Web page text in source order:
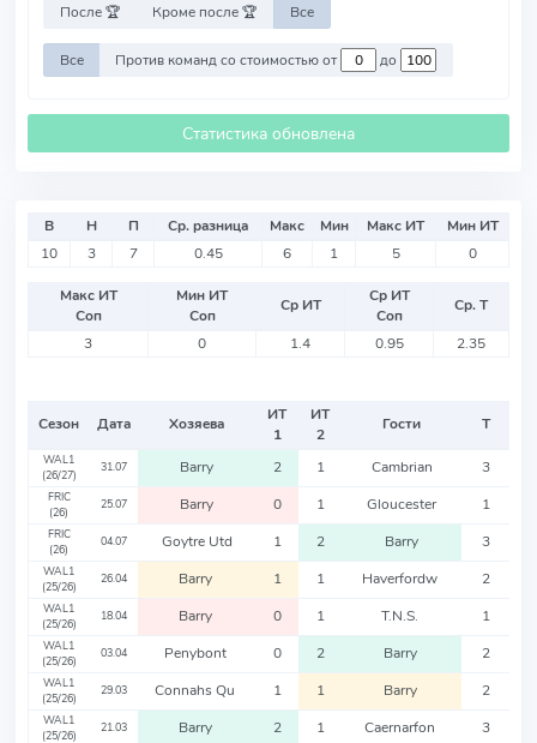
После 🏆 Кроме после 🏆 Все
Все Против команд со стоимостью от до
Статистика обновлена
В Н П Ср. разница Макс Мин Макс ИТ
Мин ИТ
10
3 7 0.45 6 1 5 0
Макс ИТ
Соп
Мин ИТ
Соп
Ср ИТ
Ср ИТ
Соп
Ср. Т
3
0 1.4 0.95 2.35
Сезон Дата Хозяева
ИТ
1
ИТ
2
Гости Т
WAL1
(26/27)
31.07 Barry 2 1 Cambrian 3
FRIC
(26)
25.07 Barry 0 1 Gloucester 1
FRIC
(26)
04.07 Goytre Utd 1 2 Barry 3
WAL1
(25/26)
26.04 Barry 1 1 Haverfordw 2
WAL1
(25/26)
18.04 Barry 0 1 T.N.S. 1
WAL1
(25/26)
03.04 Penybont 0 2 Barry 2
WAL1
(25/26)
29.03 Connahs Qu 1 1 Barry 2
WAL1
(25/26)
21.03 Barry 2 1 Caernarfon 3